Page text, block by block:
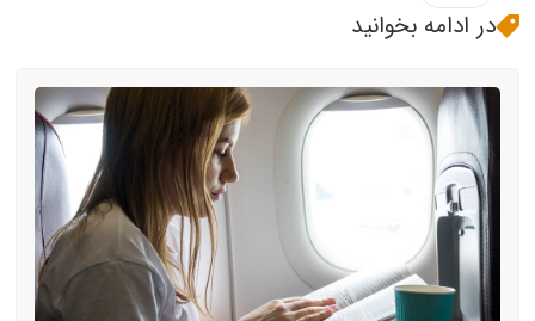
در ادامه بخوانید